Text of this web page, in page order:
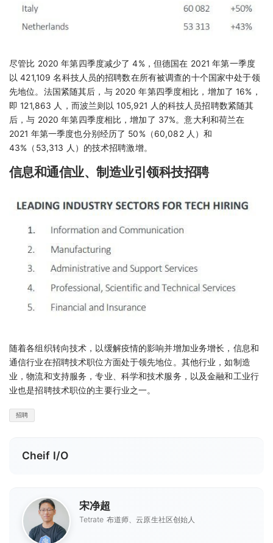
尽管比 2020 年第四季度减少了 4%，但德国在 2021 年第一季度
以 421,109 名科技人员的招聘数在所有被调查的十个国家中处于领
先地位。法国紧随其后，与 2020 年第四季度相比，增加了 16%，
即 121,863 人，而波兰则以 105,921 人的科技人员招聘数紧随其
后，与 2020 年第四季度相比，增加了 37%。意大利和荷兰在
2021 年第一季度也分别经历了 50%（60,082 人）和
43%（53,313 人）的技术招聘激增。
信息和通信业、制造业引领科技招聘
随着各组织转向技术，以缓解疫情的影响并增加业务增长，信息和
通信行业在招聘技术职位方面处于领先地位。其他行业，如制造
业，物流和支持服务，专业、科学和技术服务，以及金融和工业行
业也是招聘技术职位的主要行业之一。
招聘
Cheif I/O
宋净超
Tetrate 布道师、云原生社区创始人